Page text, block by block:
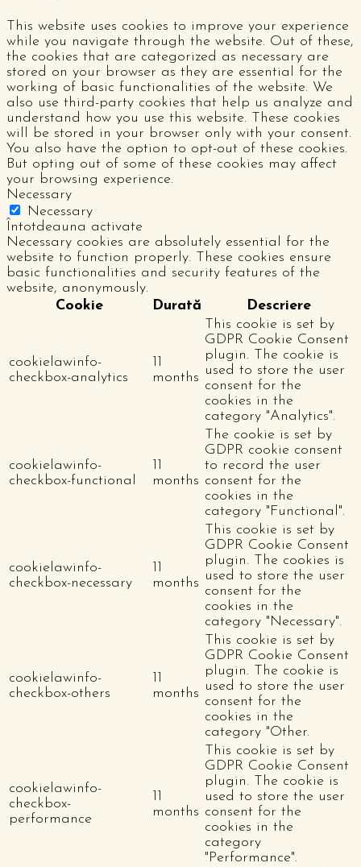
This website uses cookies to improve your experience
while you navigate through the website. Out of these,
the cookies that are categorized as necessary are
stored on your browser as they are essential for the
working of basic functionalities of the website. We
also use third-party cookies that help us analyze and
understand how you use this website. These cookies
will be stored in your browser only with your consent.
You also have the option to opt-out of these cookies.
But opting out of some of these cookies may affect
your browsing experience.
Necessary
Necessary
Întotdeauna activate
Necessary cookies are absolutely essential for the
website to function properly. These cookies ensure
basic functionalities and security features of the
website, anonymously.
Cookie
Durată Descriere
cookielawinfo-
checkbox-analytics
11
months
This cookie is set by
GDPR Cookie Consent
plugin. The cookie is
used to store the user
consent for the
cookies in the
category "Analytics".
cookielawinfo-
checkbox-functional
11
months
The cookie is set by
GDPR cookie consent
to record the user
consent for the
cookies in the
category "Functional".
cookielawinfo-
checkbox-necessary
11
months
This cookie is set by
GDPR Cookie Consent
plugin. The cookies is
used to store the user
consent for the
cookies in the
category "Necessary".
cookielawinfo-
checkbox-others
11
months
This cookie is set by
GDPR Cookie Consent
plugin. The cookie is
used to store the user
consent for the
cookies in the
category "Other.
cookielawinfo-
checkbox-
performance
11
months
This cookie is set by
GDPR Cookie Consent
plugin. The cookie is
used to store the user
consent for the
cookies in the
category
"Performance".